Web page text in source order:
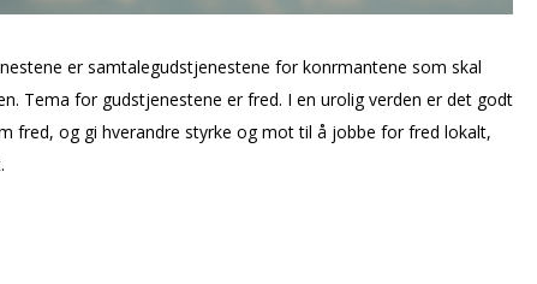
er samtalegudstjenestene for konfirmantene som skal
Tema for gudstjenestene er fred. I en urolig verden er det godt
fred, og gi hverandre styrke og mot til å jobbe for fred lokalt,